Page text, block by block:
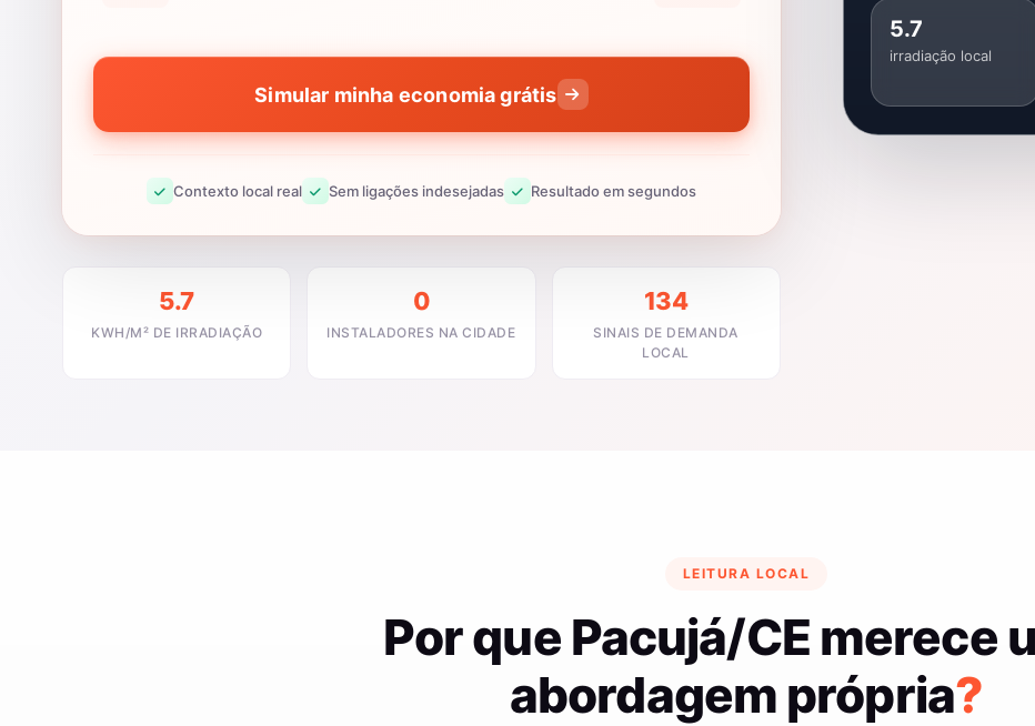
Simular minha economia grátis
Contexto local real Sem ligações indesejadas Resultado em segundos
5.7
KWH/M² DE IRRADIAÇÃO
0
INSTALADORES NA CIDADE
134
SINAIS DE DEMANDA
LOCAL
5.7
irradiação local
LEITURA LOCAL
Por que Pacujá/CE merece
abordagem própria?